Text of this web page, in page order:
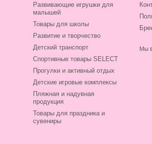
Развивающие игрушки для
малышей
Товары для школы
Развитие и творчество
Детский транспорт
Спортивные товары SELECT
Прогулки и активный отдых
Детские игровые комплексы
Пляжная и надувная
продукция
Товары для праздника и
сувениры
Мы